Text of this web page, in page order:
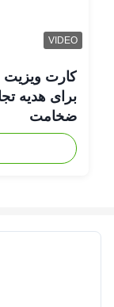
VIDEO
ضخامت